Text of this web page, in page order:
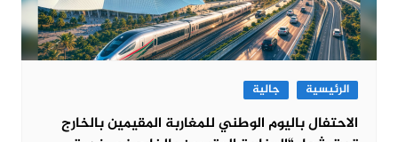
الرئيسية جالية
الاحتفال باليوم الوطني للمغاربة المقيمين بالخارج